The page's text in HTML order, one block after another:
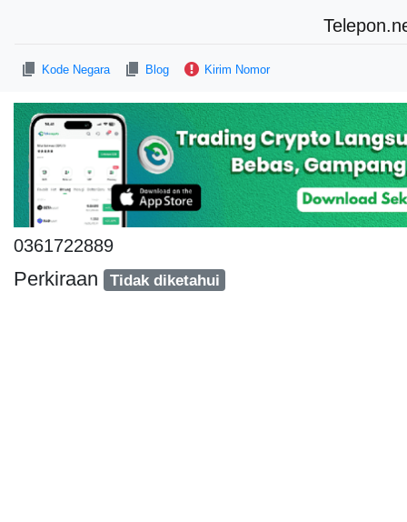
Kode Negara Blog Kirim Nomor
0361722889
Perkiraan Tidak diketahui